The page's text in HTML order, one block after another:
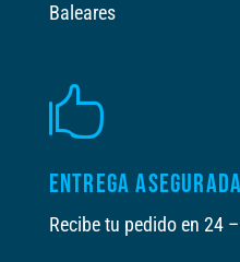
Baleares

ENTREGA ASEGURADA
Recibe tu pedido en 24